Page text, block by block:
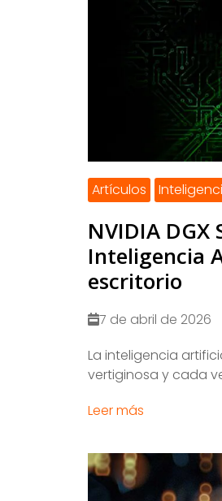
Artículos
NVIDIA
Inteligencia
escritorio
7 de abril de 2026
La inteligencia
vertiginosa y cada
Leer más